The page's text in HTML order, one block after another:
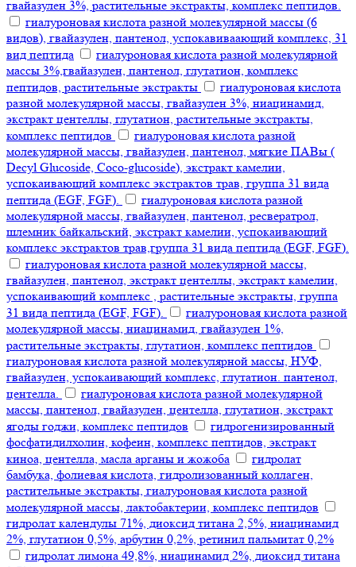
гвайазулен 3%, растительные экстракты, комплекс пептидов.
гиалуроновая кислота разной молекулярной массы (6
видов), гвайазулен, пантенол, успокавиваающий комплекс, 31
вид пептида
гиалуроновая кислота разной молекулярной
массы 3%,гвайазулен, пантенол, глутатион, комплекс
пептидов, растительные экстракты
гиалуроновая кислота
разной молекулярной массы, гвайазулен 3%, ниацинамид,
экстракт центеллы, глутатион, растительные экстракты,
комплекс пептидов
гиалуроновая кислота разной
молекулярной массы, гвайазулен, пантенол, мягкие ПАВы (
Decyl Glucoside, Coco-glucoside), экстракт камелии,
успокаивающий комплекс экстрактов трав, группа 31 вида
пептида (EGF, FGF).
гиалуроновая кислота разной
молекулярной массы, гвайазулен, пантенол, ресвератрол,
шлемник байкальский, экстракт камелии, успокаивающий
комплекс экстрактов трав,группа 31 вида пептида (EGF, FGF).
гиалуроновая кислота разной молекулярной массы,
гвайазулен, пантенол, экстракт центеллы, экстракт камелии,
успокаивающий комплекс , растительные экстракты, группа
31 вида пептида (EGF, FGF).
гиалуроновая кислота разной
молекулярной массы, ниацинамид, гвайазулен 1%,
растительные экстракты, глутатион, комплекс пептидов
гиалуроновая кислота разной молекулярной массы, НУФ,
гвайазулен, успокаивающий комплекс, глутатион. пантенол,
центелла.
гиалуроновая кислота разной молекулярной
массы, пантенол, гвайазулен, центелла, глутатион, экстракт
ягоды годжи, комплекс пептидов
гидрогенизированный
фосфатидилхолин, кофеин, комплекс пептидов, экстракт
киноа, центелла, масла арганы и жожоба
гидролат
бамбука, фолиевая кислота, гидролизованный коллаген,
растительные экстракты, гиалуроновая кислота разной
молекулярной массы, лактобактерии, комплекс пептидов
гидролат календулы 71%, диоксид титана 2,5%, ниацинамид
2%, глутатион 0,5%, арбутин 0,2%, ретинил пальмитат 0,2%
гидролат лимона 49,8%, ниацинамид 2%, диоксид титана